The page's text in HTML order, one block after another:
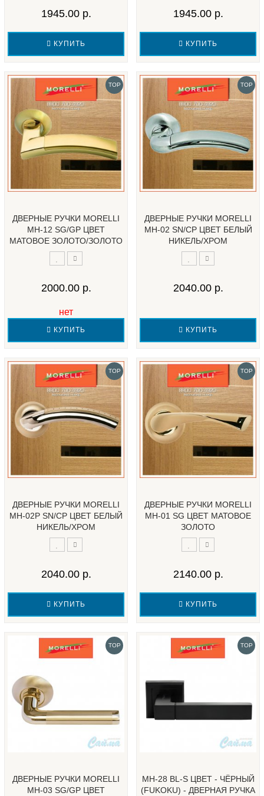
1945.00 р.
КУПИТЬ
1945.00 р.
КУПИТЬ
TOP
ДВЕРНЫЕ РУЧКИ MORELLI
MH-12 SG/GP ЦВЕТ
МАТОВОЕ ЗОЛОТО/ЗОЛОТО
2000.00 р.
нет
КУПИТЬ
TOP
ДВЕРНЫЕ РУЧКИ MORELLI
MH-02 SN/CP ЦВЕТ БЕЛЫЙ
НИКЕЛЬ/ХРОМ
2040.00 р.
КУПИТЬ
TOP
ДВЕРНЫЕ РУЧКИ MORELLI
MH-02P SN/CP ЦВЕТ БЕЛЫЙ
НИКЕЛЬ/ХРОМ
2040.00 р.
КУПИТЬ
TOP
ДВЕРНЫЕ РУЧКИ MORELLI
MH-01 SG ЦВЕТ MАТОВОЕ
ЗОЛОТО
2140.00 р.
КУПИТЬ
TOP
ДВЕРНЫЕ РУЧКИ MORELLI
MH-03 SG/GP ЦВЕТ
TOP
MH-28 BL-S ЦВЕТ - ЧЁРНЫЙ
(FUKOKU) - ДВЕРНАЯ РУЧКА